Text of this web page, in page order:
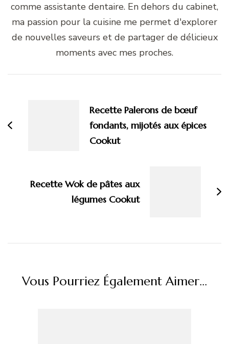
comme assistante dentaire. En dehors du cabinet,
ma passion pour la cuisine me permet d'explorer
de nouvelles saveurs et de partager de délicieux
moments avec mes proches.
Recette Palerons de bœuf
fondants, mijotés aux épices
Cookut
Recette Wok de pâtes aux
légumes Cookut
Vous Pourriez Également Aimer...